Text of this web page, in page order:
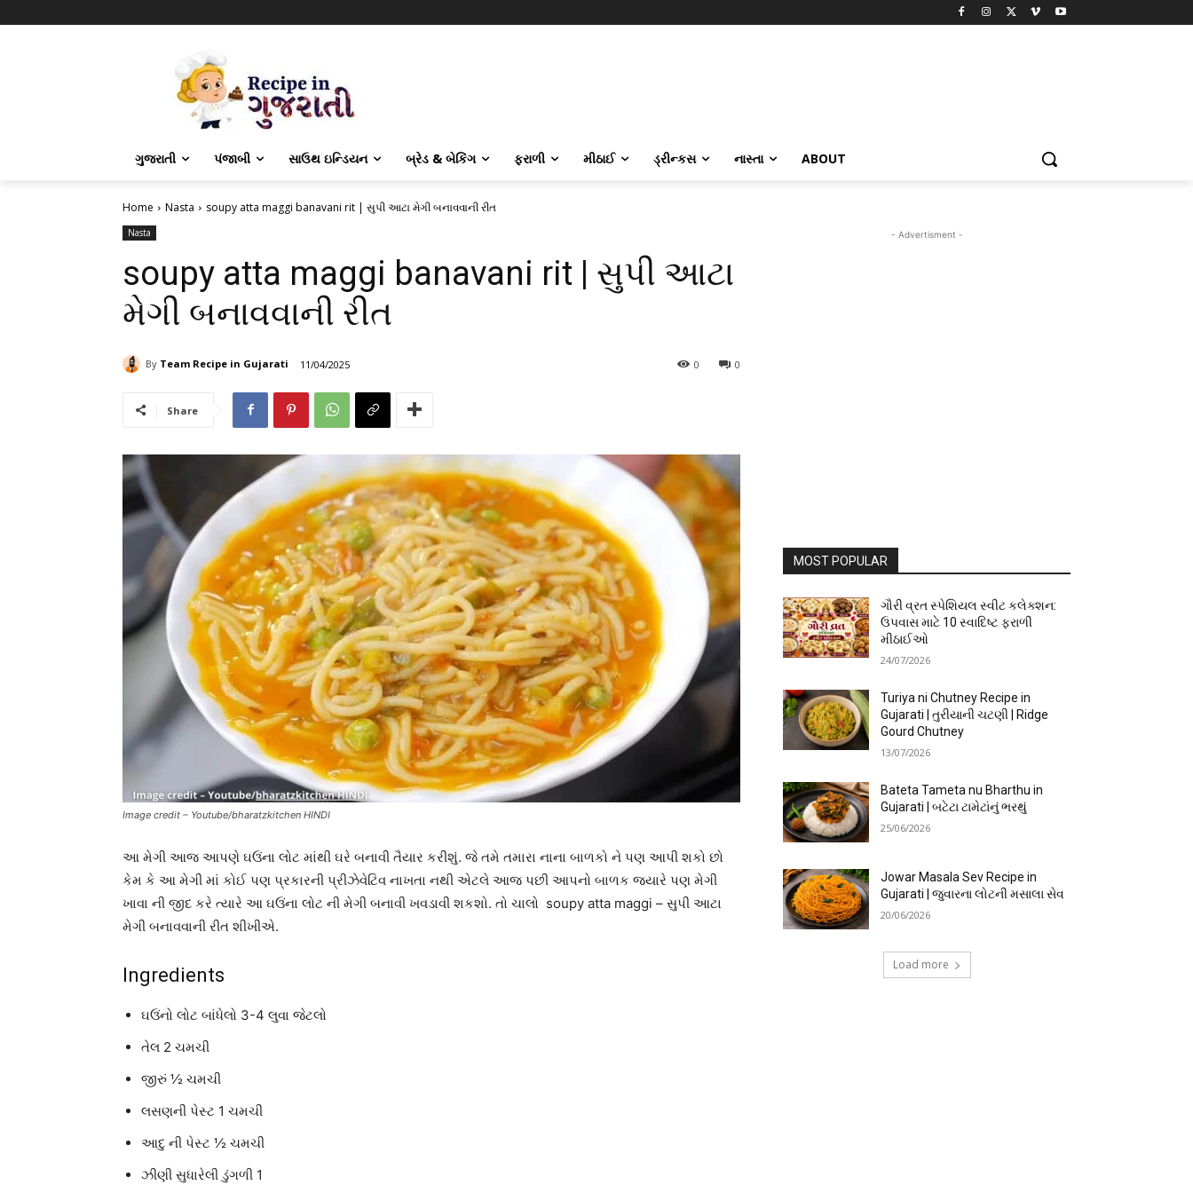
ગુજરાતી પંજાબી સાઉથ ઇન્ડિયન બ્રેડ & બેકિંગ ફરાળી મીઠાઈ ડ્રીન્કસ નાસ્તા ABOUT
Home Nasta soupy atta maggi banavani rit | સુપી આટા મેગી બનાવવાની રીત
Nasta
soupy atta maggi banavani rit | સુપી આટા
મેગી બનાવવાની રીત
By Team Recipe in Gujarati 11/04/2025 0
0
Share
Image credit – Youtube/bharatzkitchen HINDI
આ મેગી આજ આપણે ઘઉંના લોટ માંથી ઘરે બનાવી તૈયાર કરીશું. જે તમે તમારા નાના બાળકો ને પણ આપી શકો છો
કેમ કે આ મેગી માં કોઈ પણ પ્રકારની પ્રીઝેવેટિવ નાખતા નથી એટલે આજ પછી આપનો બાળક જ્યારે પણ મેગી
ખાવા ની જીદ કરે ત્યારે આ ઘઉંના લોટ ની મેગી બનાવી ખવડાવી શકશો. તો ચાલો soupy atta maggi – સુપી આટા
મેગી બનાવવાની રીત શીખીએ.
Ingredients
ઘઉંનો લોટ બાંધેલો 3-4 લુવા જેટલો
તેલ 2 ચમચી
જીરું ½ ચમચી
લસણની પેસ્ટ 1 ચમચી
આદુ ની પેસ્ટ ½ ચમચી
ઝીણી સુધારેલી ડુંગળી 1
- Advertisment -
MOST POPULAR
ગૌરી વ્રત સ્પેશિયલ સ્વીટ કલેક્શન:
ઉપવાસ માટે 10 સ્વાદિષ્ટ ફરાળી
મીઠાઈઓ
24/07/2026
Turiya ni Chutney Recipe in
Gujarati | તુરીયાની ચટણી | Ridge
Gourd Chutney
13/07/2026
Bateta Tameta nu Bharthu in
Gujarati | બટેટા ટામેટાંનું ભરથું
25/06/2026
Jowar Masala Sev Recipe in
Gujarati | જુવારના લોટની મસાલા સેવ
20/06/2026
Load more